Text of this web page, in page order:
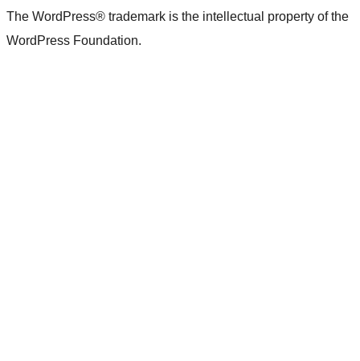
The WordPress® trademark is the intellectual property of the
WordPress Foundation.